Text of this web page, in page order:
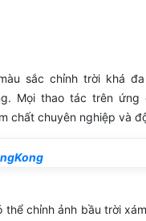
sắc chỉnh trời khá
Mọi thao tác trên ứng
chất chuyên nghiệp và
chỉnh ảnh bầu trời